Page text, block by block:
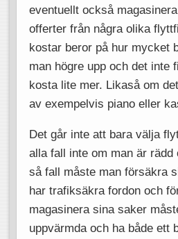
eventuellt också
offerter från några olika
kostar beror på hur mycket
man högre upp och det inte
kosta lite mer. Likaså om
av exempelvis piano eller
Det går inte att bara välja
alla fall inte om man är rädd
så fall måste man försäkra
har trafiksäkra fordon och
magasinera sina saker
uppvärmda och ha både ett